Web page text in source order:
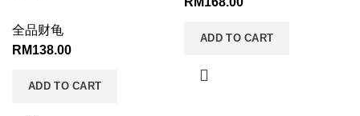
全品财龟
RM138.00
ADD TO CART
ADD TO CART